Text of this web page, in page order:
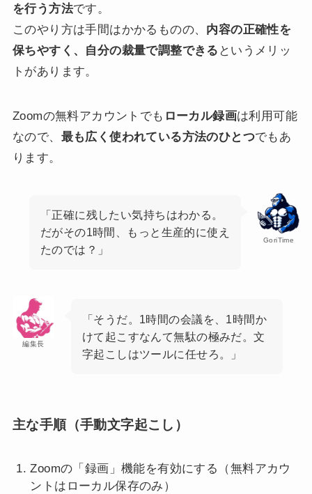
を行う方法です。
このやり方は手間はかかるものの、 内容の正確性を
保ちやすく、自分の裁量で調整できる というメリッ
トがあります。
Zoomの無料アカウントでも ローカル録画は利用可能
なので、 最も広く使われている方法のひとつでもあ
ります。
GoriTime
「正確に残したい気持ちはわかる。
だがその1時間、もっと生産的に使え
たのでは？」
編集長
「そうだ。1時間の会議を、1時間か
けて起こすなんて無駄の極みだ。文
字起こしはツールに任せろ。」
主な手順（手動文字起こし）
Zoomの「録画」機能を有効にする（無料アカウ
ントはローカル保存のみ）